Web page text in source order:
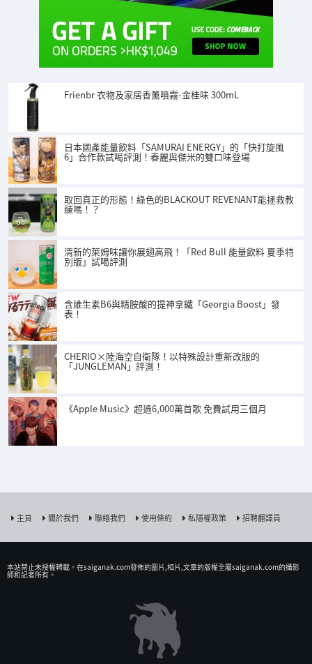
Frienbr 衣物及家居香薰噴霧-金桂味 300mL
日本國產能量飲料「SAMURAI ENERGY」的「快打旋風
6」合作款試喝評測！春麗與傑米的雙口味登場
取回真正的形態！綠色的BLACKOUT REVENANT能拯救教
練嗎！？
清新的萊姆味讓你展翅高飛！「Red Bull 能量飲料 夏季特
別版」試喝評測
含維生素B6與精胺酸的提神拿鐵「Georgia Boost」發
表！
CHERIO×陸海空自衛隊！以特殊設計重新改版的
「JUNGLEMAN」評測！
《Apple Music》超過6,000萬首歌 免費試用三個月
主頁 關於我們 聯絡我們 使用條約 私隱權政策 招聘翻譯員
本站禁止未授權𨍭載。在saiganak.com發佈的圖片,相片,文章的版權全屬saiganak.com的攝影
師和記者所有。